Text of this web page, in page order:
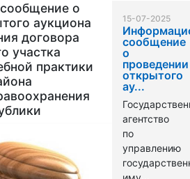
о
аукциона
договора
участка
практики
15-07-2025
сообщение
о
проведении
открытого
ау...
агентство
по
управлению